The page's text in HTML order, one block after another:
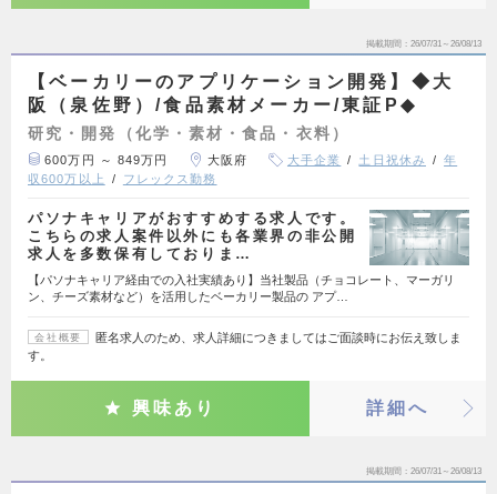
掲載期間 26/07/31～26/08/13
【ベーカリーのアプリケーション開発】◆大
阪（泉佐野）/食品素材メーカー/東証P◆
研究・開発（化学・素材・食品・衣料）
600万円 ～ 849万円 大阪府 大手企業 土日祝休み
年
収600万以上
フレックス勤務
パソナキャリアがおすすめする求人です。
こちらの求人案件以外にも各業界の非公開
求人を多数保有しておりま…
【パソナキャリア経由での入社実績あり】当社製品（チョコレート、マーガリ
ン、チーズ素材など）を活用したベーカリー製品の アプ…
会社概要
匿名求人のため、求人詳細につきましてはご面談時にお伝え致しま
す。
興味あり 詳細へ
掲載期間 26/07/31～26/08/13